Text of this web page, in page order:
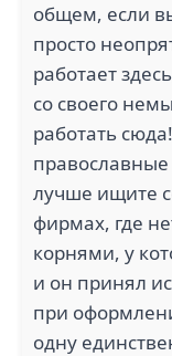
СТК
общем, если
просто
работает
со своего
работать
лучше ищите
фирмах, где
корнями, у
и он принял
при
одну